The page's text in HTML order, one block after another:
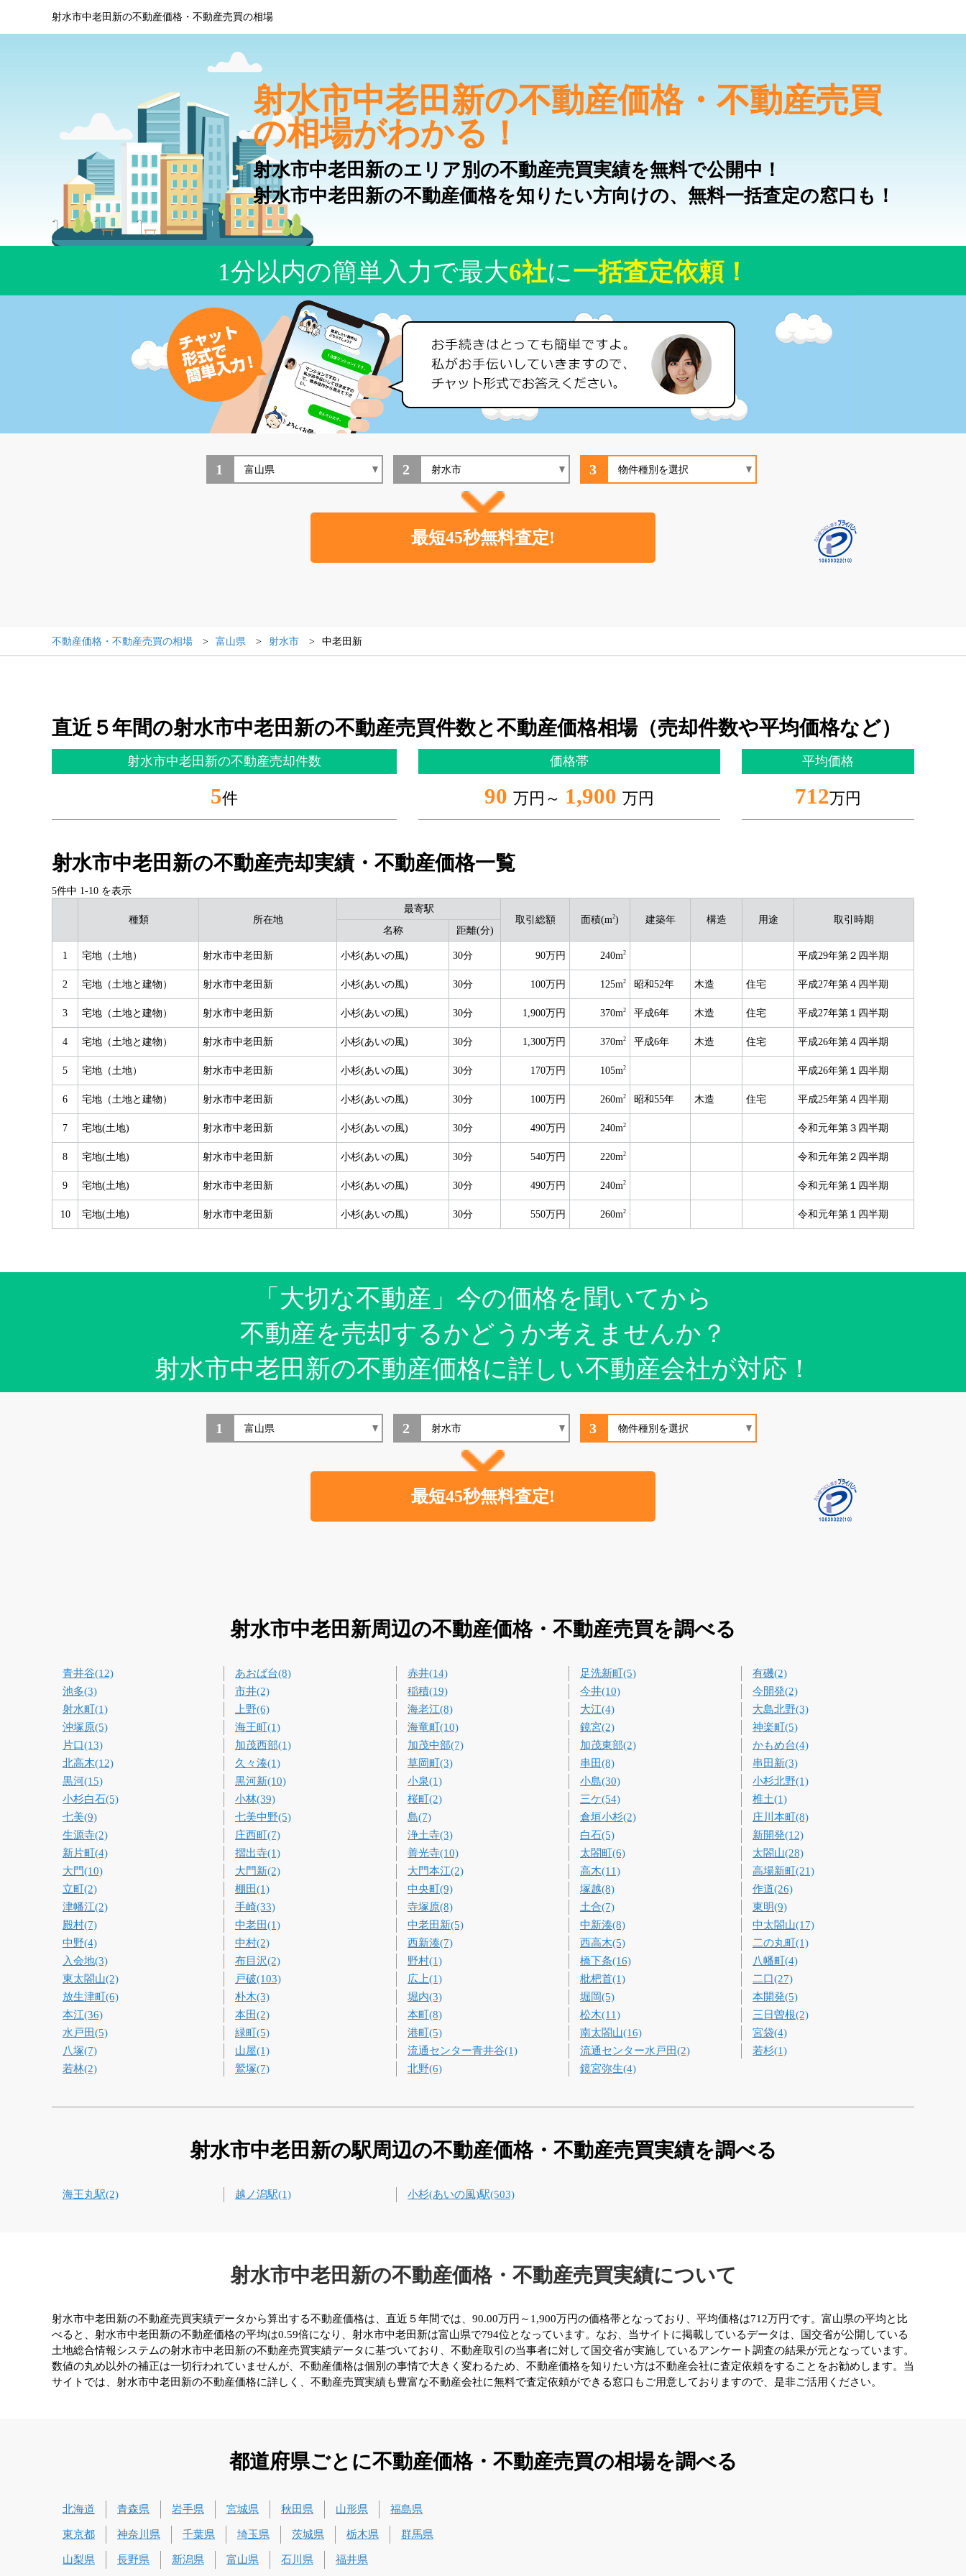
射水市中老田新の不動産価格・不動産売買の相場
射水市中老田新の不動産価格・不動産売買
の相場がわかる！
射水市中老田新のエリア別の不動産売買実績を無料で公開中！
射水市中老田新の不動産価格を知りたい方向けの、無料一括査定の窓口も！
1分以内の簡単入力で最大6社に一括査定依頼！
1 2 3
不動産価格・不動産売買の相場 富山県 射水市 中老田新
直近５年間の射水市中老田新の不動産売買件数と不動産価格相場（売却件数や平均価格など）
射水市中老田新の不動産売却件数
5件
価格帯
90 万円～ 1,900 万円
平均価格
712万円
射水市中老田新の不動産売却実績・不動産価格一覧
5件中 1-10 を表示
種類 所在地
最寄駅
取引総額
面積(m2) 建築年 構造 用途
取引時期
名称
距離(分)
1 宅地（土地） 射水市中老田新 小杉(あいの風) 30分 90万円 240m2 平成29年第２四半期
2 宅地（土地と建物） 射水市中老田新 小杉(あいの風) 30分 100万円 125m2 昭和52年 木造 住宅 平成27年第４四半期
3 宅地（土地と建物） 射水市中老田新 小杉(あいの風) 30分 1,900万円 370m2 平成6年 木造 住宅 平成27年第１四半期
4 宅地（土地と建物） 射水市中老田新 小杉(あいの風) 30分 1,300万円 370m2 平成6年 木造 住宅 平成26年第４四半期
5 宅地（土地） 射水市中老田新 小杉(あいの風) 30分 170万円 105m2 平成26年第１四半期
6 宅地（土地と建物） 射水市中老田新 小杉(あいの風) 30分 100万円 260m2 昭和55年 木造 住宅 平成25年第４四半期
7 宅地(土地) 射水市中老田新 小杉(あいの風) 30分 490万円 240m2 令和元年第３四半期
8 宅地(土地) 射水市中老田新 小杉(あいの風) 30分 540万円 220m2 令和元年第２四半期
9 宅地(土地) 射水市中老田新 小杉(あいの風) 30分 490万円 240m2 令和元年第１四半期
10 宅地(土地) 射水市中老田新 小杉(あいの風) 30分 550万円 260m2 令和元年第１四半期
「大切な不動産」今の価格を聞いてから
不動産を売却するかどうか考えませんか？
射水市中老田新の不動産価格に詳しい不動産会社が対応！
1 2 3
射水市中老田新周辺の不動産価格・不動産売買を調べる
青井谷(12) あおば台(8) 赤井(14) 足洗新町(5)
有磯(2)
池多(3)
市井(2) 稲積(19) 今井(10)
今開発(2)
射水町(1)
上野(6) 海老江(8) 大江(4)
大島北野(3)
沖塚原(5)
海王町(1) 海竜町(10) 鏡宮(2)
神楽町(5)
片口(13)
加茂西部(1) 加茂中部(7) 加茂東部(2)
かもめ台(4)
北高木(12)
久々湊(1) 草岡町(3) 串田(8)
串田新(3)
黒河(15)
黒河新(10) 小泉(1) 小島(30)
小杉北野(1)
小杉白石(5)
小林(39) 桜町(2) 三ケ(54)
椎土(1)
七美(9)
七美中野(5) 島(7) 倉垣小杉(2)
庄川本町(8)
生源寺(2)
庄西町(7) 浄土寺(3) 白石(5)
新開発(12)
新片町(4)
摺出寺(1) 善光寺(10) 太閤町(6)
太閤山(28)
大門(10)
大門新(2) 大門本江(2) 高木(11)
高場新町(21)
立町(2)
棚田(1) 中央町(9) 塚越(8)
作道(26)
津幡江(2)
手崎(33) 寺塚原(8) 土合(7)
東明(9)
殿村(7)
中老田(1) 中老田新(5) 中新湊(8)
中太閤山(17)
中野(4)
中村(2) 西新湊(7) 西高木(5)
二の丸町(1)
入会地(3)
布目沢(2) 野村(1) 橋下条(16)
八幡町(4)
東太閤山(2)
戸破(103) 広上(1) 枇杷首(1)
二口(27)
放生津町(6)
朴木(3) 堀内(3) 堀岡(5)
本開発(5)
本江(36)
本田(2) 本町(8) 松木(11)
三日曽根(2)
水戸田(5)
緑町(5) 港町(5) 南太閤山(16)
宮袋(4)
八塚(7)
山屋(1) 流通センター青井谷(1) 流通センター水戸田(2)
若杉(1)
若林(2)
鷲塚(7) 北野(6) 鏡宮弥生(4)
射水市中老田新の駅周辺の不動産価格・不動産売買実績を調べる
海王丸駅(2) 越ノ潟駅(1) 小杉(あいの風)駅(503)
射水市中老田新の不動産価格・不動産売買実績について
射水市中老田新の不動産売買実績データから算出する不動産価格は、直近５年間では、90.00万円～1,900万円の価格帯となっており、平均価格は712万円です。富山県の平均と比
べると、射水市中老田新の不動産価格の平均は0.59倍になり、射水市中老田新は富山県で794位となっています。なお、当サイトに掲載しているデータは、国交省が公開している
土地総合情報システムの射水市中老田新の不動産売買実績データに基づいており、不動産取引の当事者に対して国交省が実施しているアンケート調査の結果が元となっています。
数値の丸め以外の補正は一切行われていませんが、不動産価格は個別の事情で大きく変わるため、不動産価格を知りたい方は不動産会社に査定依頼をすることをお勧めします。当
サイトでは、射水市中老田新の不動産価格に詳しく、不動産売買実績も豊富な不動産会社に無料で査定依頼ができる窓口もご用意しておりますので、是非ご活用ください。
都道府県ごとに不動産価格・不動産売買の相場を調べる
北海道 青森県 岩手県 宮城県 秋田県 山形県 福島県
東京都 神奈川県 千葉県 埼玉県 茨城県 栃木県 群馬県
山梨県 長野県 新潟県 富山県 石川県 福井県